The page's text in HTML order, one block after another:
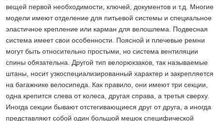
вещей первой необходимости, ключей, документов и т.д. Многие
модели имеют отделение для питьевой системы и специальное
эластичное крепление или карман для велошлема. Подвесная
система имеет свои особенности. Поясной и плечевые ремни
могут быть относительно простыми, но система вентиляции
спины обязательна. Другой тип велорюкзаков, так называемые
штаны, носит узкоспециализированный характер и закрепляется
на багажнике велосипеда. Как правило, они имеют три секции,
одна крепится слева от колеса, другая справа, а третья сверху.
Иногда секции бывают отстегивающиеся друг от друга, а иногда
представляют собой один большой мешок специфической